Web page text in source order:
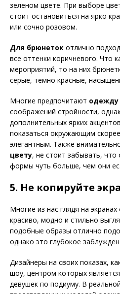
зеленом цвете. При выборе
стоит остановиться на ярко
или сочно розовом.
Для брюнеток отлично
все оттенки коричневого. Что
мероприятий, то на них
серые, темно красные,
Многие предпочитают одежду
соображений стройности,
дополнительных ярких
показаться окружающим
элегантным. Также
цвету, не стоит забывать, что
формы чуть больше, чем они
5. Не копируйте
Многие из нас глядя на
красиво, модно и стильно
подобные образы отлично
однако это глубокое
Дизайнеры на своих показах,
шоу, центром которых
девушек по подиуму. В